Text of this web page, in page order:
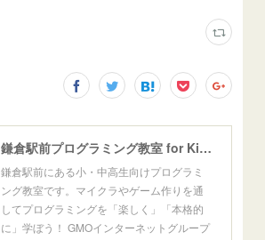
鎌倉駅前プログラミング教室 for Kids[公式]
鎌倉駅前にある小・中高生向けプログラミ
ング教室です。マイクラやゲーム作りを通
してプログラミングを「楽しく」「本格的
に」学ぼう！ GMOインターネットグループ